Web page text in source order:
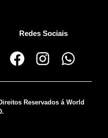
Redes Sociais
Reservados á World